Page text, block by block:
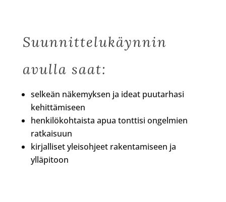
Suunnittelukäynnin
avulla saat:
selkeän näkemyksen ja ideat puutarhasi
kehittämiseen
henkilökohtaista apua tonttisi ongelmien
ratkaisuun
kirjalliset yleisohjeet rakentamiseen ja
ylläpitoon